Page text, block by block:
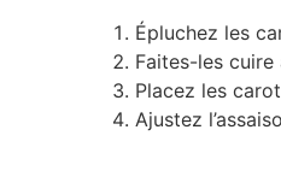
Épluchez les
Faites-les cuire
Placez les
Ajustez